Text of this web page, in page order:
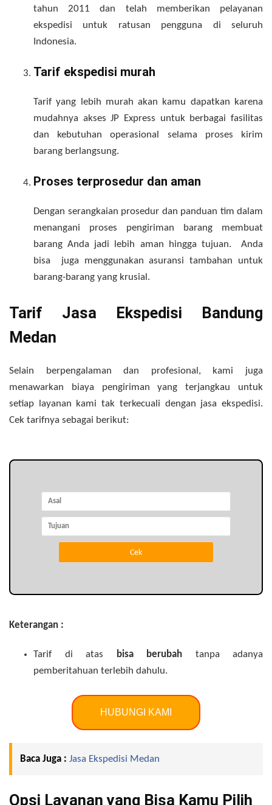
tahun 2011 dan telah memberikan pelayanan
ekspedisi untuk ratusan pengguna di seluruh
Indonesia.
Tarif ekspedisi murah
Tarif yang lebih murah akan kamu dapatkan karena
mudahnya akses JP Express untuk berbagai fasilitas
dan kebutuhan operasional selama proses kirim
barang berlangsung.
Proses terprosedur dan aman
Dengan serangkaian prosedur dan panduan tim dalam
menangani proses pengiriman barang membuat
barang Anda jadi lebih aman hingga tujuan. Anda
bisa juga menggunakan asuransi tambahan untuk
barang-barang yang krusial.
Tarif Jasa Ekspedisi Bandung
Medan
Selain berpengalaman dan profesional, kami juga
menawarkan biaya pengiriman yang terjangkau untuk
setiap layanan kami tak terkecuali dengan jasa ekspedisi.
Cek tarifnya sebagai berikut:
Keterangan :
Tarif di atas bisa berubah tanpa adanya
pemberitahuan terlebih dahulu.
HUBUNGI KAMI
Baca Juga : Jasa Ekspedisi Medan
Opsi Layanan yang Bisa Kamu Pilih